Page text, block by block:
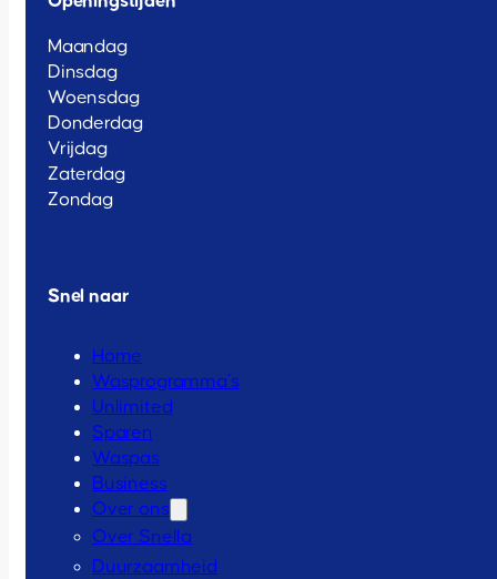
Maandag
Dinsdag
Woensdag
Donderdag
Vrijdag
Zaterdag
Zondag
Snel naar
Home
Wasprogramma’s
Unlimited
Sparen
Waspas
Business
Over ons
Over Snella
Duurzaamheid